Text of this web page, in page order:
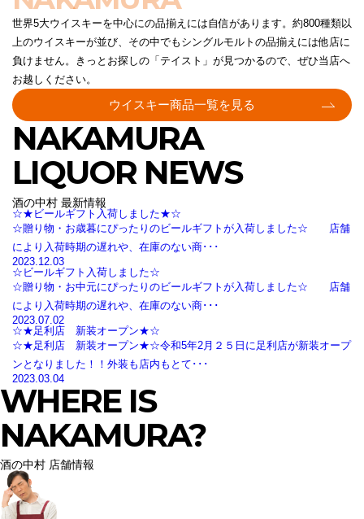
世界5大ウイスキーを中心にの品揃えには自信があります。約800種類以
上のウイスキーが並び、その中でもシングルモルトの品揃えには他店に
負けません。きっとお探しの「テイスト」が見つかるので、ぜひ当店へ
お越しください。
ウイスキー商品一覧を見る
NAKAMURA
LIQUOR NEWS
酒の中村 最新情報
☆★ビールギフト入荷しました★☆
☆贈り物・お歳暮にぴったりのビールギフトが入荷しました☆ 店舗
により入荷時期の遅れや、在庫のない商･･･
2023.12.03
☆ビールギフト入荷しました☆
☆贈り物・お中元にぴったりのビールギフトが入荷しました☆ 店舗
により入荷時期の遅れや、在庫のない商･･･
2023.07.02
☆★足利店 新装オープン★☆
☆★足利店 新装オープン★☆令和5年2月２５日に足利店が新装オープ
ンとなりました！！外装も店内もとて･･･
2023.03.04
WHERE IS
NAKAMURA?
酒の中村 店舗情報